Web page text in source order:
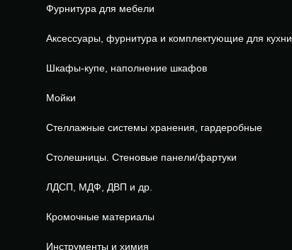
Фурнитура для мебели
Аксессуары, фурнитура и комплектующие для кухни
Шкафы-купе, наполнение шкафов
Мойки
Стеллажные системы хранения, гардеробные
Столешницы. Стеновые панели/фартуки
ЛДСП, МДФ, ДВП и др.
Кромочные материалы
Инструменты и химия